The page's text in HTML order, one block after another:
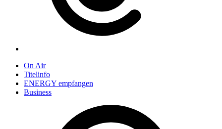
On Air
Titelinfo
ENERGY empfangen
Business